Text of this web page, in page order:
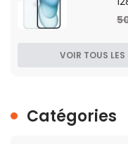
VOIR TOUS
Catégories